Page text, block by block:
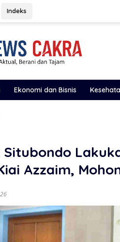
Indeks
Ekonomi dan Bisnis
Situbondo
Azzaim,